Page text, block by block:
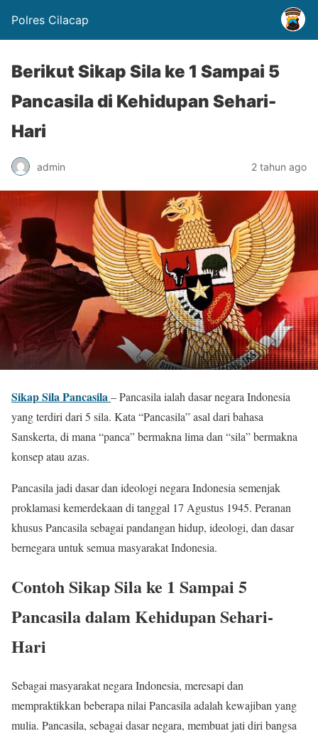
Polres Cilacap
Berikut Sikap Sila ke 1 Sampai 5
Pancasila di Kehidupan Sehari-
Hari
admin 2 tahun ago
Sikap Sila Pancasila– Pancasila ialah dasar negara Indonesia
yang terdiri dari 5 sila. Kata “Pancasila” asal dari bahasa
Sanskerta, di mana “panca” bermakna lima dan “sila” bermakna
konsep atau azas.
Pancasila jadi dasar dan ideologi negara Indonesia semenjak
proklamasi kemerdekaan di tanggal 17 Agustus 1945. Peranan
khusus Pancasila sebagai pandangan hidup, ideologi, dan dasar
bernegara untuk semua masyarakat Indonesia.
Contoh Sikap Sila ke 1 Sampai 5
Pancasila dalam Kehidupan Sehari-
Hari
Sebagai masyarakat negara Indonesia, meresapi dan
mempraktikkan beberapa nilai Pancasila adalah kewajiban yang
mulia. Pancasila, sebagai dasar negara, membuat jati diri bangsa